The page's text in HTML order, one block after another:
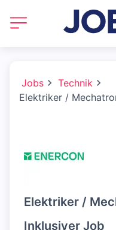
Jobs
Technik
Elektriker /
Elektriker /
Inklusiver Job